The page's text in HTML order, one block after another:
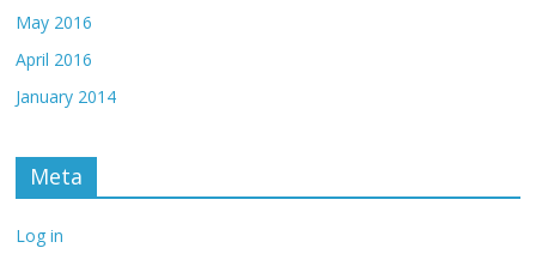
May 2016
April 2016
January 2014
Meta
Log in